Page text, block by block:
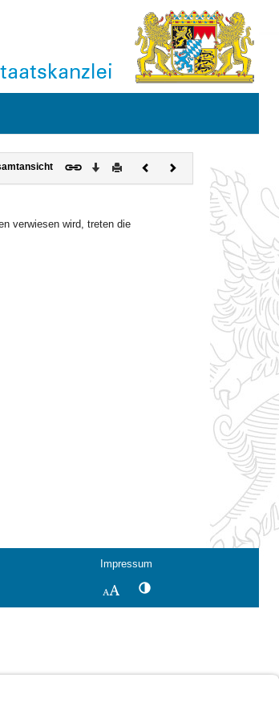
Download
DruckenVorherigesNächstes
Dokument
verwiesen wird, treten die
Impressum
SchriftgrößeKontrastwechsel